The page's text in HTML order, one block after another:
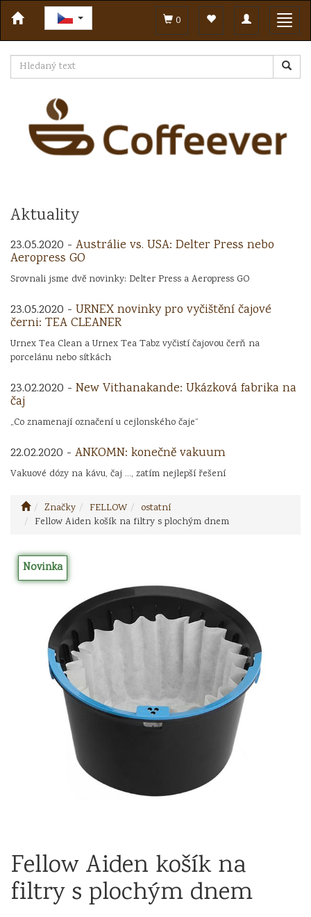
Toggle
navigation
0
Aktuality
23.05.2020 - Austrálie vs. USA: Delter Press nebo
Aeropress GO
Srovnali jsme dvě novinky: Delter Press a Aeropress GO
23.05.2020 - URNEX novinky pro vyčištění čajové
černi: TEA CLEANER
Urnex Tea Clean a Urnex Tea Tabz vyčistí čajovou čerň na
porcelánu nebo sítkách
23.02.2020 - New Vithanakande: Ukázková fabrika na
čaj
„Co znamenají označení u cejlonského čaje“
22.02.2020 - ANKOMN: konečně vakuum
Vakuové dózy na kávu, čaj ..., zatím nejlepší řešení
Značky FELLOW
ostatní
Fellow Aiden košík na filtry s plochým dnem
Novinka
Fellow Aiden košík na
filtry s plochým dnem